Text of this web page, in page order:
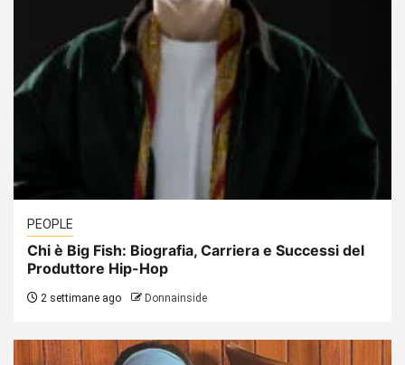
PEOPLE
Chi è Big Fish: Biografia, Carriera e Successi del
Produttore Hip-Hop
2 settimane ago Donnainside